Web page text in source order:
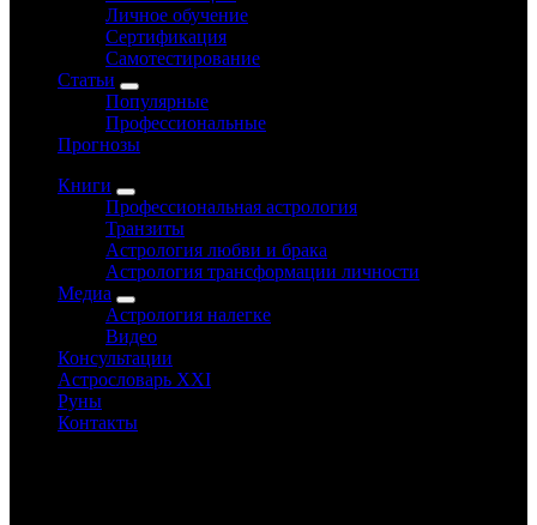
Личное обучение
Сертификация
Самотестирование
Статьи
Популярные
Профессиональные
Прогнозы
Книги
Профессиональная астрология
Транзиты
Астрология любви и брака
Астрология трансформации личности
Медиа
Астрология налегке
Видео
Консультации
Астрословарь XXI
Руны
Контакты